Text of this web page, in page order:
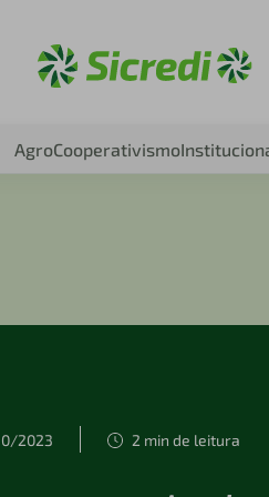
AgroCooperativismo
2023 2 min de leitura